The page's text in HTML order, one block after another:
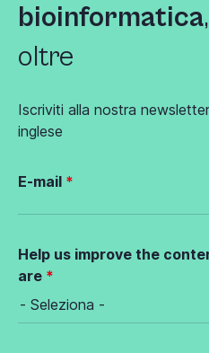
bioinformatica
oltre
Iscriviti alla nostra
inglese
E-mail
Help us improve the
are